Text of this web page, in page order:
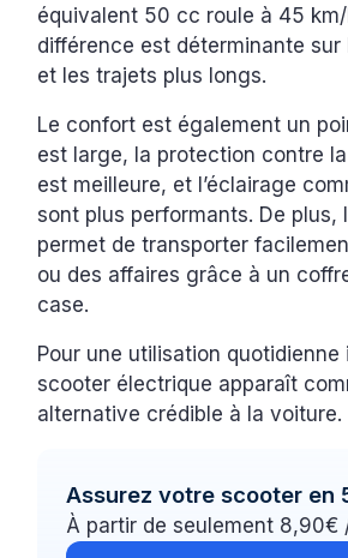
équivalent 50 cc roule à 45
différence est déterminante sur
et les trajets plus longs.
Le confort est également un
est large, la protection contre
est meilleure, et l’éclairage
sont plus performants. De plus,
permet de transporter
ou des affaires grâce à un
case.
Pour une utilisation quotidienne
scooter électrique apparaît
alternative crédible à la voiture.
Assurez votre scooter en
À partir de seulement 8,90€